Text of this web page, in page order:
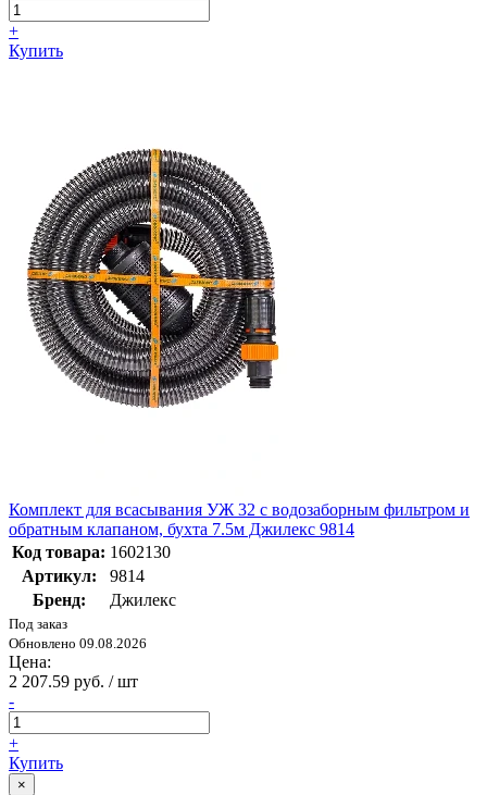
+
Купить
Комплект для всасывания УЖ 32 с водозаборным фильтром и
обратным клапаном, бухта 7.5м Джилекс 9814
Код товара: 1602130
Артикул:
9814
Бренд:
Джилекс
Под заказ
Обновлено 09.08.2026
Цена:
2 207.59 руб. / шт
-
+
Купить
×